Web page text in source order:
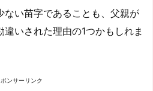
ない苗字であることも、父親が
いされた理由の1つかもしれま
ンサーリンク